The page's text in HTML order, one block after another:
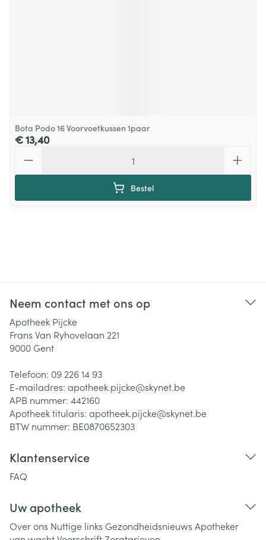
Bota Podo 16 Voorvoetkussen 1paar
€ 13,40
Bestel
Neem contact met ons op
Apotheek Pijcke
Frans Van Ryhovelaan 221
9000 Gent
Telefoon: 09 226 14 93
E-mailadres: apotheek.pijcke@skynet.be
APB nummer: 442160
Apotheek titularis: apotheek.pijcke@skynet.be
BTW nummer: BE0870652303
Klantenservice
FAQ
Uw apotheek
Over ons Nuttige links Gezondheidsnieuws Apotheker